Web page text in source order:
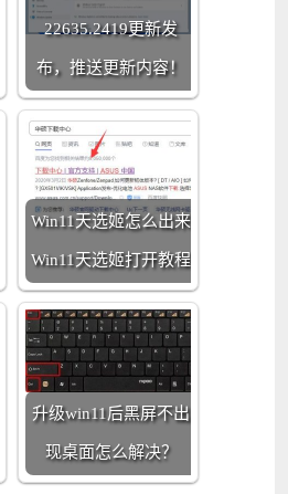
22635.2419更新发
布，推送更新内容！
Win11天选姬怎么出来
Win11天选姬打开教程
升级win11后黑屏不出
现桌面怎么解决？